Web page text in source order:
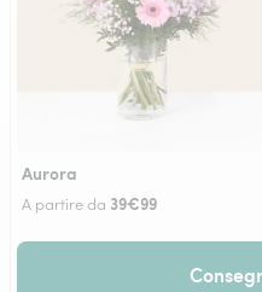
Aurora
A partire da 39€99